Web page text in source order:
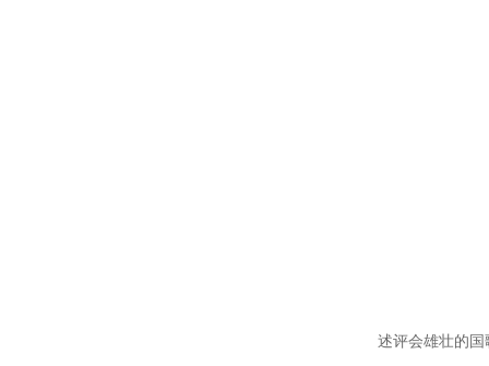
述评会雄壮的国